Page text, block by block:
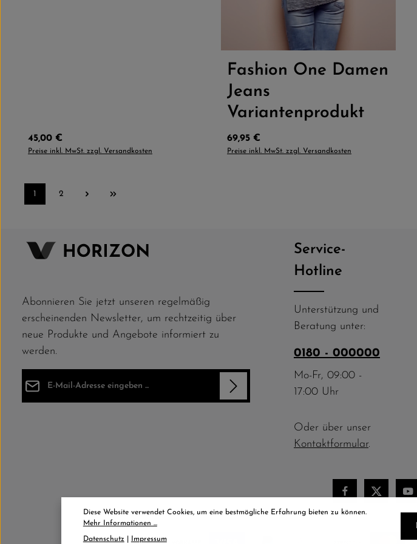
Regulärer Preis:
45,00 €
Preise inkl. MwSt. zzgl. Versandkosten
Größe:L M S XL
Fashion One Damen
Jeans
Variantenprodukt
Regulärer Preis:
69,95 €
Preise inkl. MwSt. zzgl. Versandkosten
1 2
Abonnieren Sie jetzt unseren regelmäßig
erscheinenden Newsletter, um rechtzeitig über
neue Produkte und Angebote informiert zu
werden.
Service-
Hotline
Unterstützung und
Beratung unter:
0180 - 000000
Mo-Fr, 09:00 -
17:00 Uhr
Oder über unser
Kontaktformular.
Diese Website verwendet Cookies, um eine bestmögliche Erfahrung bieten zu können.
Mehr Informationen ...
Datenschutz Impressum